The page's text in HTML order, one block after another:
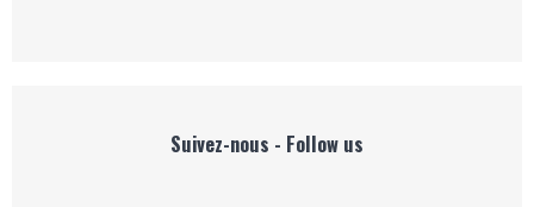
Suivez-nous - Follow us